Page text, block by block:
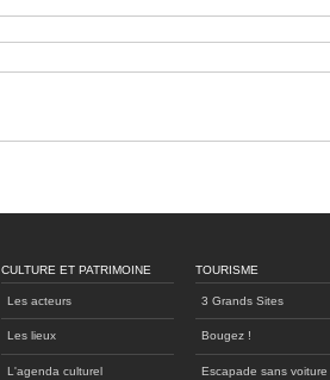
CULTURE ET PATRIMOINE
Les acteurs
Les lieux
L'agenda culturel
TOURISME
3 Grands Sites
Bougez !
Escapade sans voiture